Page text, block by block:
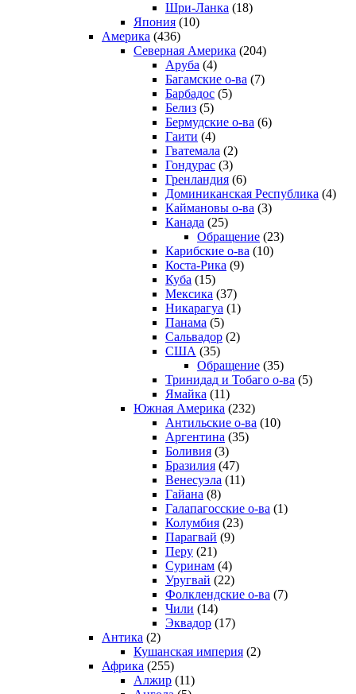
Шри-Ланка (18)
Япония (10)
Америка (436)
Северная Америка (204)
Аруба (4)
Багамские о-ва (7)
Барбадос (5)
Белиз (5)
Бермудские о-ва (6)
Гаити (4)
Гватемала (2)
Гондурас (3)
Гренландия (6)
Доминиканская Республика (4)
Каймановы о-ва (3)
Канада (25)
Обращение (23)
Карибские о-ва (10)
Коста-Рика (9)
Куба (15)
Мексика (37)
Никарагуа (1)
Панама (5)
Сальвадор (2)
США (35)
Обращение (35)
Тринидад и Тобаго о-ва (5)
Ямайка (11)
Южная Америка (232)
Антильские о-ва (10)
Аргентина (35)
Боливия (3)
Бразилия (47)
Венесуэла (11)
Гайана (8)
Галапагосские о-ва (1)
Колумбия (23)
Парагвай (9)
Перу (21)
Суринам (4)
Уругвай (22)
Фолклендские о-ва (7)
Чили (14)
Эквадор (17)
Антика (2)
Кушанская империя (2)
Африка (255)
Алжир (11)